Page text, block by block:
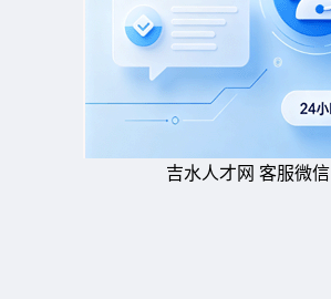
吉水人才网 客服微信